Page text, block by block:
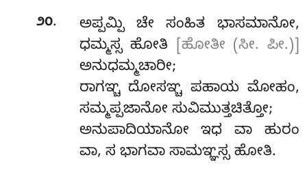
೨೦.
ಅಪ್ಪಮ್ಪಿ ಚೇ ಸಂಹಿತ ಭಾಸಮಾನೋ,
ಧಮ್ಮಸ್ಸ ಹೋತಿ
[ಹೋತೀ (ಸೀ. ಪೀ.)]
ಅನುಧಮ್ಮಚಾರೀ;
ರಾಗಞ್ಚ ದೋಸಞ್ಚ ಪಹಾಯ ಮೋಹಂ,
ಸಮ್ಮಪ್ಪಜಾನೋ ಸುವಿಮುತ್ತಚಿತ್ತೋ;
ಅನುಪಾದಿಯಾನೋ ಇಧ ವಾ ಹುರಂ
ವಾ, ಸ ಭಾಗವಾ ಸಾಮಞ್ಞಸ್ಸ ಹೋತಿ.